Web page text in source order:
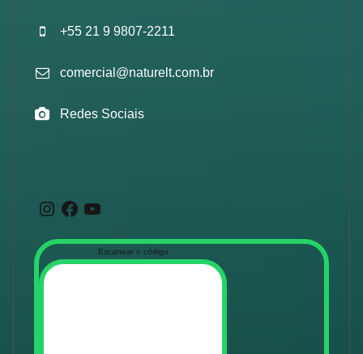
+55 21 9 9807-2211
comercial@naturelt.com.br
Redes Sociais
Instagram
Facebook
Escanear o código